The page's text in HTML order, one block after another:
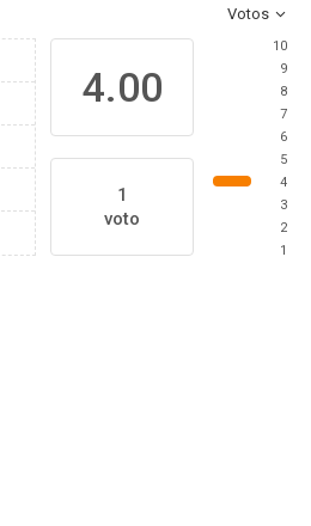
Votos
4.00
1
voto
10
9
8
7
6
5
4
3
2
1